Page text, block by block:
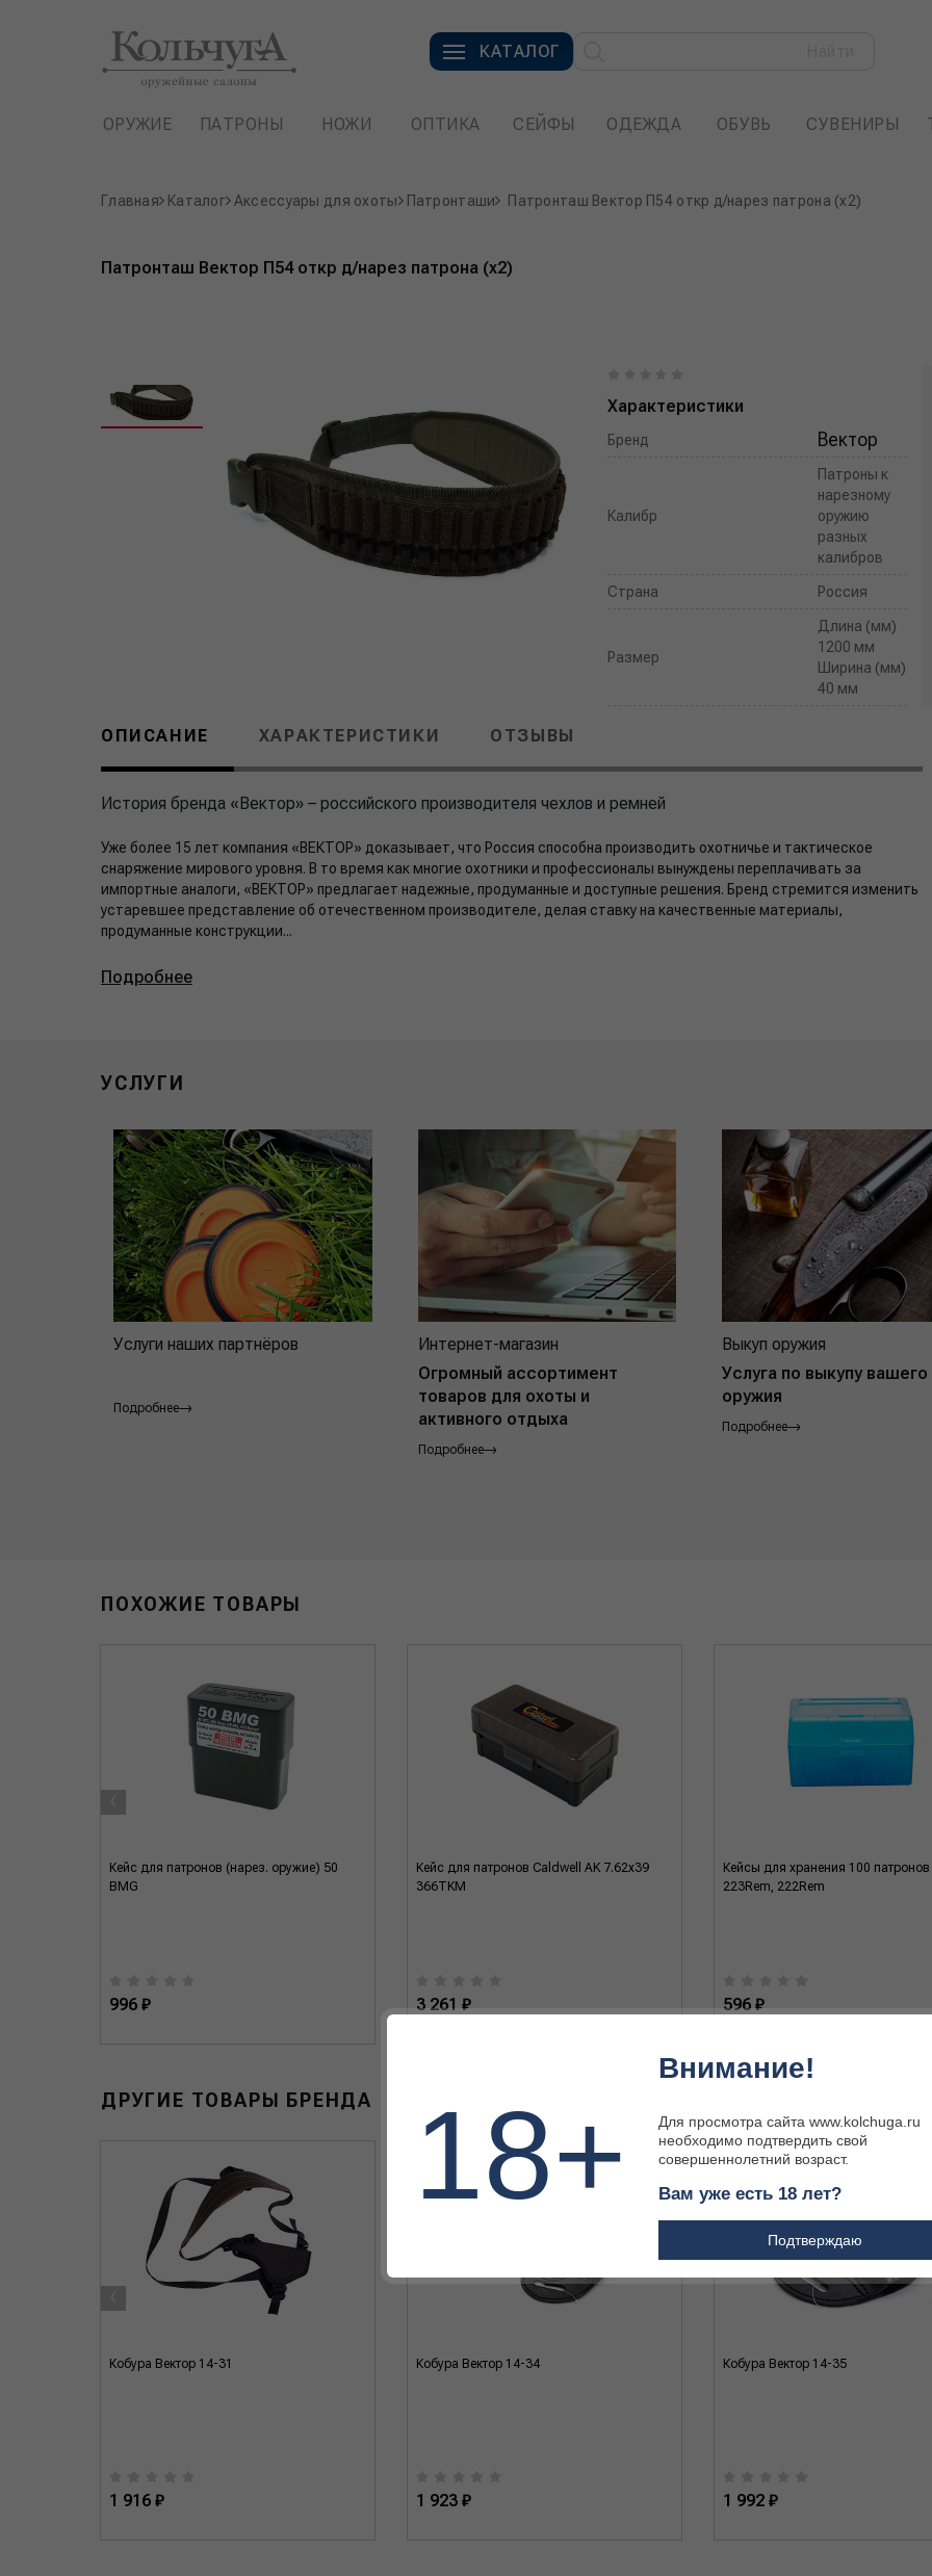
КАТАЛОГ
ОРУЖИЕ ПАТРОНЫ НОЖИ ОПТИКА СЕЙФЫ ОДЕЖДА ОБУВЬ СУВЕНИРЫ
Главная Каталог Аксессуары для охоты Патронташи Патронташ Вектор П54 откр д/нарез патрона (х2)
Патронташ Вектор П54 откр д/нарез патрона (х2)
Характеристики
Бренд Вектор
Калибр
Патроны к
нарезному
оружию
разных
калибров
Страна Россия
Размер
Длина (мм)
1200 мм
Ширина (мм)
40 мм
ОПИСАНИЕ ХАРАКТЕРИСТИКИ ОТЗЫВЫ
История бренда «Вектор» – российского производителя чехлов и ремней
Уже более 15 лет компания «ВЕКТОР» доказывает, что Россия способна производить охотничье и тактическое
снаряжение мирового уровня. В то время как многие охотники и профессионалы вынуждены переплачивать за
импортные аналоги, «ВЕКТОР» предлагает надежные, продуманные и доступные решения. Бренд стремится изменить
устаревшее представление об отечественном производителе, делая ставку на качественные материалы,
продуманные конструкции...
Подробнее
УСЛУГИ
Услуги наших партнёров
Подробнее
Интернет-магазин
Огромный ассортимент
товаров для охоты и
активного отдыха
Подробнее
Выкуп оружия
Услуга по выкупу вашего
оружия
Подробнее
ПОХОЖИЕ ТОВАРЫ
Кейс для патронов (нарез. оружие) 50
BMG
996 ₽
Кейс для патронов Caldwell AK 7.62x39
366TKM
3 261 ₽
Кейсы для хранения 100 патронов
223Rem, 222Rem
596 ₽
‹
ДРУГИЕ ТОВАРЫ БРЕНДА
Кобура Вектор 14-31
1 916 ₽
Кобура Вектор 14-34
1 923 ₽
Кобура Вектор 14-35
1 992 ₽
‹
18+
Внимание!
Для просмотра сайта www.kolchuga.ru
необходимо подтвердить свой
совершеннолетний возраст.
Вам уже есть 18 лет?
Подтверждаю